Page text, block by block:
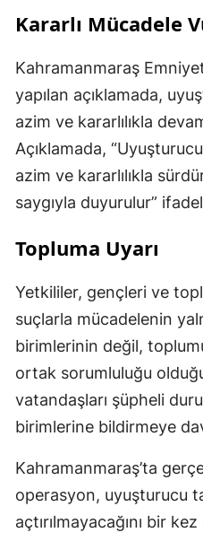
Kararlı Mücadele
Kahramanmaraş
yapılan açıklamada,
azim ve kararlılıkla
Açıklamada,
azim ve kararlılıkla
saygıyla duyurulur”
Topluma Uyarı
Yetkililer, gençleri ve
suçlarla mücadelenin
birimlerinin değil,
ortak sorumluluğu
vatandaşları şüpheli
birimlerine bildirmeye
Kahramanmaraş’ta
operasyon, uyuşturucu
açtırılmayacağını bir